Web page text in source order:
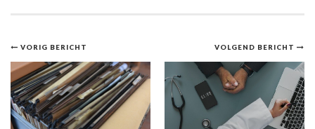
Bericht
navigatie
VOLGEND BERICHT
VORIG BERICHT